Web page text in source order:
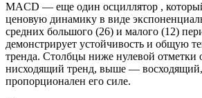
MACD — еще один осциллятор ,
ценовую динамику в виде
средних большого (26) и малого (12)
демонстрирует устойчивость и общую
тренда. Столбцы ниже нулевой отметки
нисходящий тренд, выше — восходящий,
пропорционален его силе.